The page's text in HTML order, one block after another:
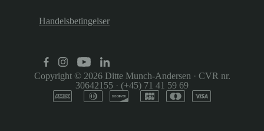
Handelsbetingelser
Copyright © 2026 Ditte Munch-Andersen · CVR nr.
30642155 · (+45) 71 41 59 69